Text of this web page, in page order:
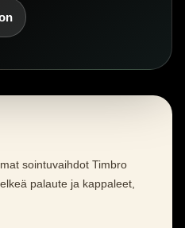
sointuvaihdot Timbro
palaute ja kappaleet,